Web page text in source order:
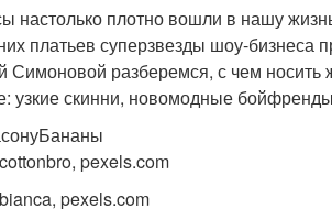
настолько плотно вошли в нашу
платьев суперзвезды шоу-
Симоновой разберемся, с чем носить
узкие скинни, новомодные
pexels.com
pexels.com